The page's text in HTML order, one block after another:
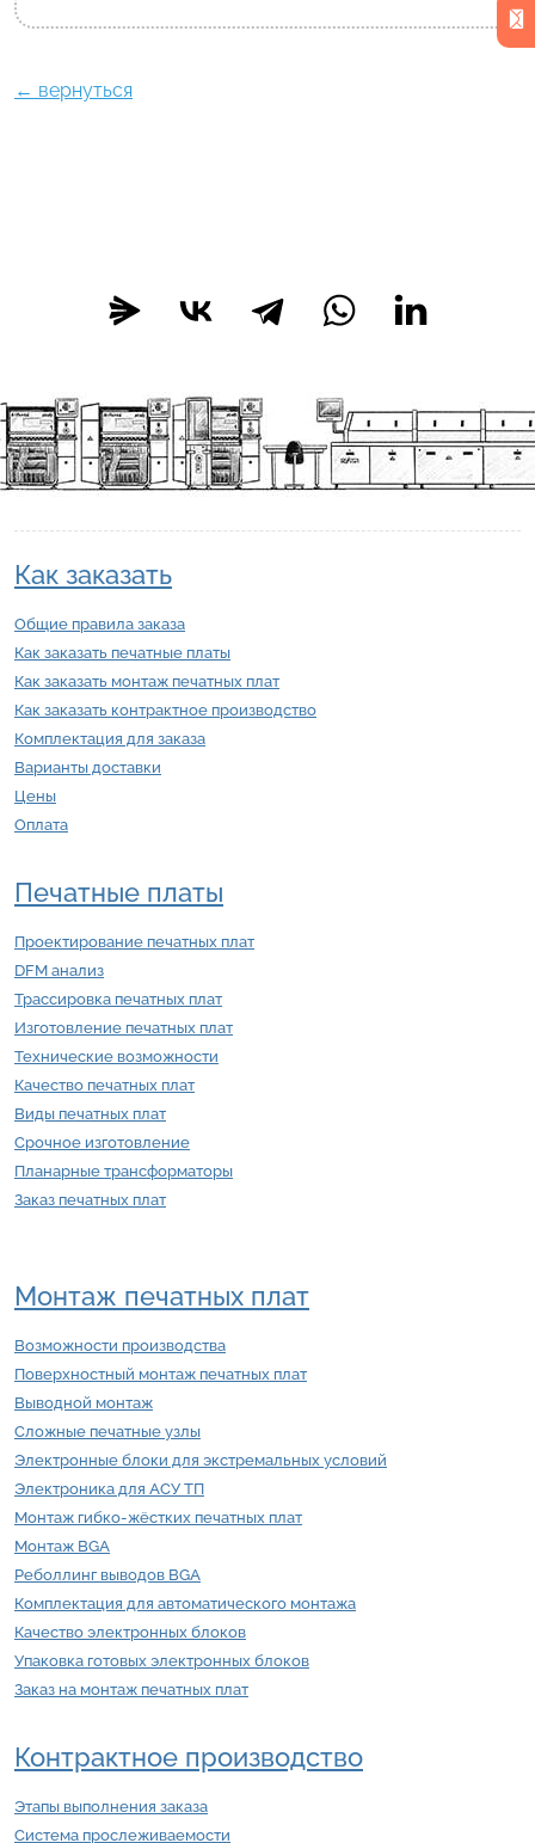
← вернуться
Как заказать
Общие правила заказа
Как заказать печатные платы
Как заказать монтаж печатных плат
Как заказать контрактное производство
Комплектация для заказа
Варианты доставки
Цены
Оплата
Печатные платы
Проектирование печатных плат
DFM анализ
Трассировка печатных плат
Изготовление печатных плат
Технические возможности
Качество печатных плат
Виды печатных плат
Срочное изготовление
Планарные трансформаторы
Заказ печатных плат
Монтаж печатных плат
Возможности производства
Поверхностный монтаж печатных плат
Выводной монтаж
Сложные печатные узлы
Электронные блоки для экстремальных условий
Электроника для АСУ ТП
Монтаж гибко-жёстких печатных плат
Монтаж BGA
Реболлинг выводов BGA
Комплектация для автоматического монтажа
Качество электронных блоков
Упаковка готовых электронных блоков
Заказ на монтаж печатных плат
Контрактное производство
Этапы выполнения заказа
Система прослеживаемости